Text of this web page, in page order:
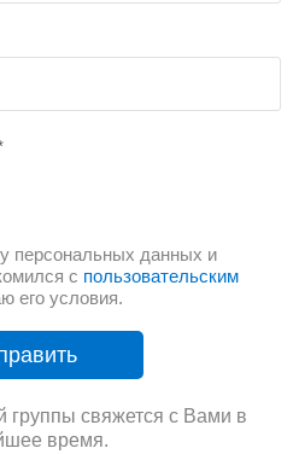
персональных данных и
с пользовательским
его условия.
группы свяжется с Вами в
время.